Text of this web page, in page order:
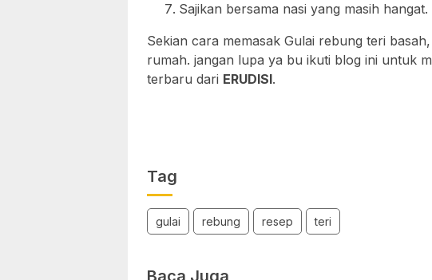
Sajikan bersama nasi yang masih hangat.
Sekian cara memasak Gulai rebung teri
rumah. jangan lupa ya bu ikuti blog ini untuk
terbaru dari ERUDISI.
Tag
gulai rebung resep teri
Baca Juga